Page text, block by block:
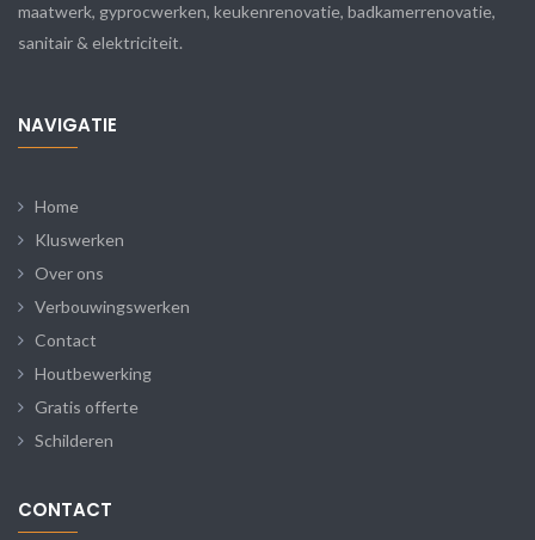
maatwerk, gyprocwerken, keukenrenovatie, badkamerrenovatie,
sanitair & elektriciteit.
NAVIGATIE
Home
Kluswerken
Over ons
Verbouwingswerken
Contact
Houtbewerking
Gratis offerte
Schilderen
CONTACT